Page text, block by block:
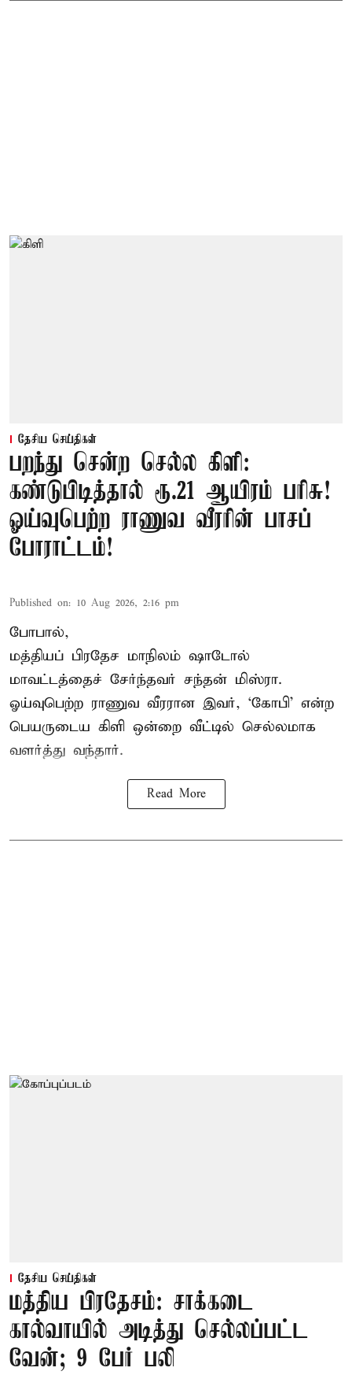
தேசிய செய்திகள்
பறந்து சென்ற செல்ல கிளி:
கண்டுபிடித்தால் ரூ.21 ஆயிரம் பரிசு!
ஓய்வுபெற்ற ராணுவ வீரரின் பாசப்
போராட்டம்!
Published on: 10 Aug 2026, 2:16 pm
போபால்,
மத்தியப் பிரதேச மாநிலம் ஷாடோல்
மாவட்டத்தைச் சேர்ந்தவர் சந்தன் மிஸ்ரா.
ஓய்வுபெற்ற ராணுவ வீரரான இவர், ‘கோபி’ என்ற
பெயருடைய கிளி ஒன்றை வீட்டில் செல்லமாக
வளர்த்து வந்தார்.
Read More
தேசிய செய்திகள்
மத்திய பிரதேசம்: சாக்கடை
கால்வாயில் அடித்து செல்லப்பட்ட
வேன்; 9 பேர் பலி